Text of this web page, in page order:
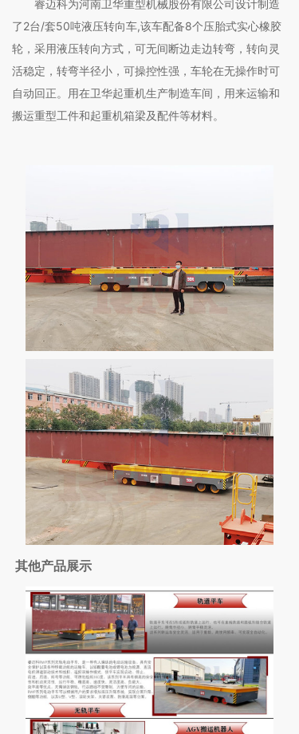
睿迈科为河南卫华重型机械股份有限公司设计制造
了2台/套50吨液压转向车,该车配备8个压胎式实心橡胶
轮，采用液压转向方式，可无间断边走边转弯，转向灵
活稳定，转弯半径小，可操控性强，车轮在无操作时可
自动回正。用在卫华起重机生产制造车间，用来运输和
搬运重型工件和起重机箱梁及配件等材料。
其他产品展示